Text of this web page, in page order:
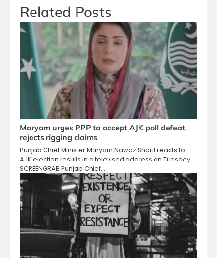
Related Posts
Maryam urges PPP to accept AJK poll defeat,
rejects rigging claims
Punjab Chief Minister Maryam Nawaz Sharif reacts to
AJK election results in a televised address on Tuesday.
SCREENGRAB Punjab Chief…